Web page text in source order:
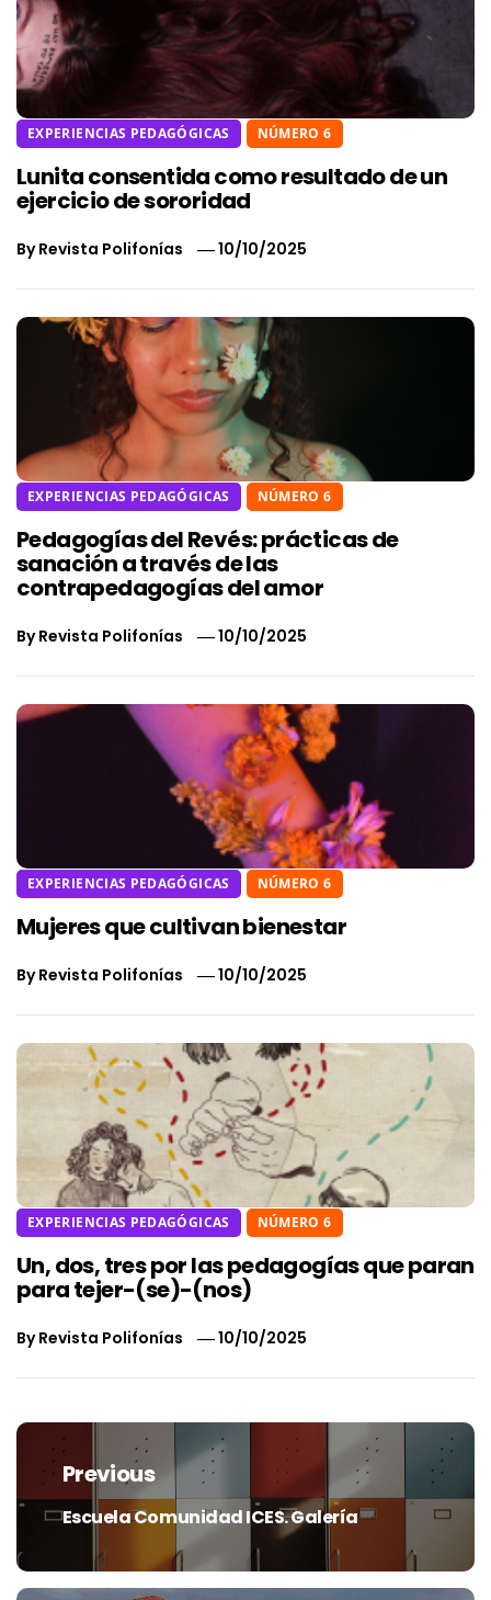
EXPERIENCIAS PEDAGÓGICAS NÚMERO 6
Lunita consentida como resultado de un
ejercicio de sororidad
ByRevista Polifonías 10/10/2025
EXPERIENCIAS PEDAGÓGICAS NÚMERO 6
Pedagogías del Revés: prácticas de
sanación a través de las
contrapedagogías del amor
ByRevista Polifonías 10/10/2025
EXPERIENCIAS PEDAGÓGICAS NÚMERO 6
Mujeres que cultivan bienestar
ByRevista Polifonías 10/10/2025
EXPERIENCIAS PEDAGÓGICAS NÚMERO 6
Un, dos, tres por las pedagogías que paran
para tejer-(se)-(nos)
ByRevista Polifonías 10/10/2025
Navegación
de
entradas
Previous
Previous
Escuela Comunidad ICES. Galería